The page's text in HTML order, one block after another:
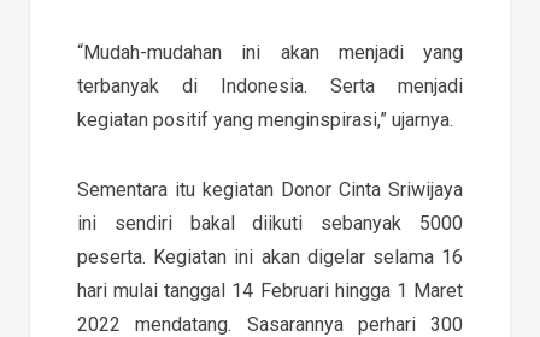
“Mudah-mudahan ini akan menjadi yang
terbanyak di Indonesia. Serta menjadi
kegiatan positif yang menginspirasi,” ujarnya.
Sementara itu kegiatan Donor Cinta Sriwijaya
ini sendiri bakal diikuti sebanyak 5000
peserta. Kegiatan ini akan digelar selama 16
hari mulai tanggal 14 Februari hingga 1 Maret
2022 mendatang. Sasarannya perhari 300